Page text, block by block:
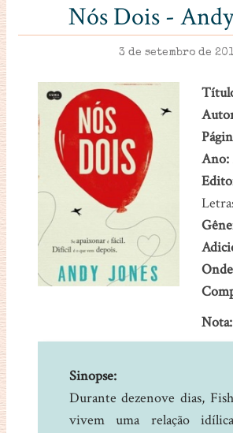
Nós Dois -
3 de setembro de
Ano:
Onde
Nota:
Sinopse:
Durante dezenove dias,
vivem uma relação